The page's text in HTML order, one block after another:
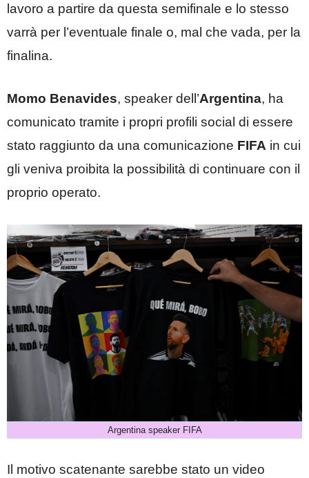
lavoro a partire da questa semifinale e lo stesso
varrà per l’eventuale finale o, mal che vada, per la
finalina.
Momo Benavides, speaker dell’Argentina, ha
comunicato tramite i propri profili social di essere
stato raggiunto da una comunicazione FIFA in cui
gli veniva proibita la possibilità di continuare con il
proprio operato.
Argentina speaker FIFA
Il motivo scatenante sarebbe stato un video